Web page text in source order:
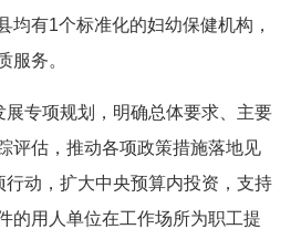
有1个标准化的妇幼保健机构，
服务。
展专项规划，明确总体要求、主要
评估，推动各项政策措施落地见
行动，扩大中央预算内投资，支持
的用人单位在工作场所为职工提